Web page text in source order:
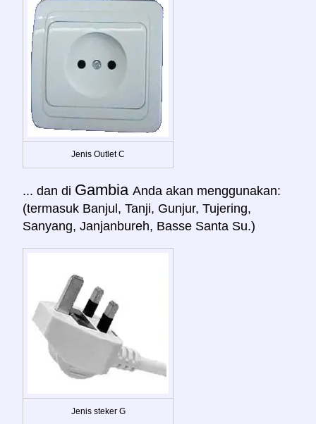
Jenis Outlet C
... dan di Gambia Anda akan menggunakan:
(termasuk Banjul, Tanji, Gunjur, Tujering,
Sanyang, Janjanbureh, Basse Santa Su.)
Jenis steker G